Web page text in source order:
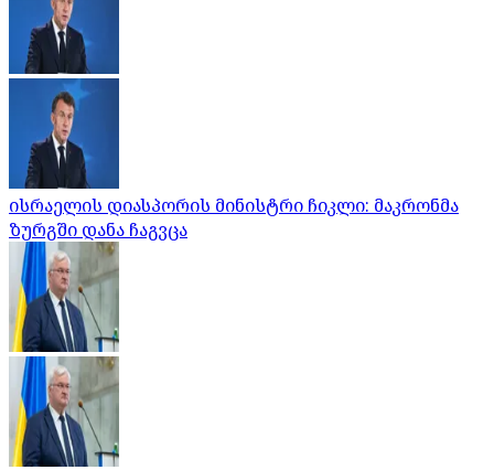
ისრაელის დიასპორის მინისტრი ჩიკლი: მაკრონმა
ზურგში დანა ჩაგვცა